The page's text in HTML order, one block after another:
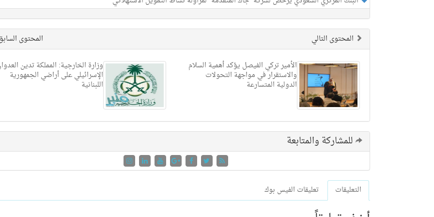
المحتوى المحتوى التالي
وزارة الخارجية: المملكة تدين
الإسرائيلي على أراضي الجمهورية
اللبنانية
الأمير تركي الفيصل يؤكد أهمية السلام
والاستقرار في مواجهة التحولات
الدولية المتسارعة
للمشاركة والمتابعة
التعليقات تعليقات الفيس بوك